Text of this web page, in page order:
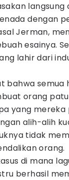
langsung
dengan
Jerman,
esainya.
lahir dari
bahwa semua
orang
yang mereka
alih-alih
tidak
orang.
di mana
berhasil